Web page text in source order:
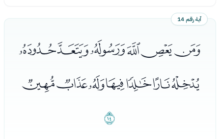
آية رقم 14
ﯫﯬﯭﯮﯯﯰ
ﯱﯲﯳﯴﯵﯶﯷ
ﯸ